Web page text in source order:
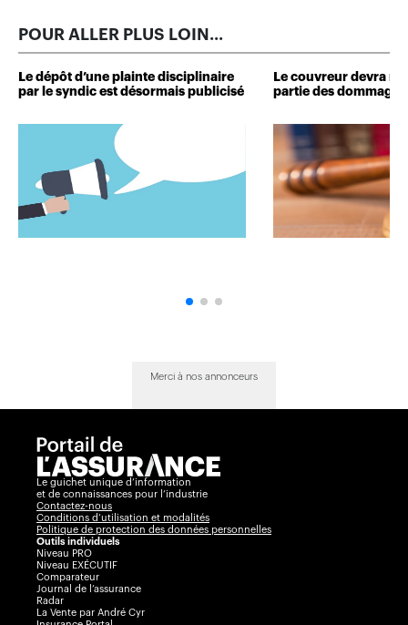
POUR ALLER PLUS LOIN...
Le dépôt d’une plainte disciplinaire
par le syndic est désormais publicisé
Le couvreur devra
partie des dommages
Merci à nos annonceurs
Le guichet unique d’information
et de connaissances pour l’industrie
Contactez-nous
Conditions d’utilisation et modalités
Politique de protection des données personnelles
Outils individuels
Niveau PRO
Niveau EXÉCUTIF
Comparateur
Journal de l’assurance
Radar
La Vente par André Cyr